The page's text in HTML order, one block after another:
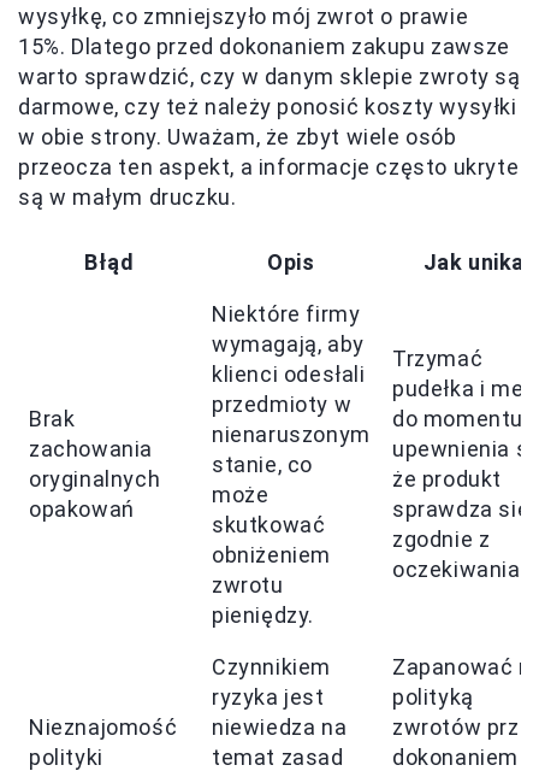
wysyłkę, co zmniejszyło mój zwrot o prawie
15%. Dlatego przed dokonaniem zakupu zawsze
warto sprawdzić, czy w danym sklepie zwroty są
darmowe, czy też należy ponosić koszty wysyłki
w obie strony. Uważam, że zbyt wiele osób
przeocza ten aspekt, a informacje często ukryte
są w małym druczku.
Błąd Opis Jak unikać
Brak
zachowania
oryginalnych
opakowań
Niektóre firmy
wymagają, aby
klienci odesłali
przedmioty w
nienaruszonym
stanie, co
może
skutkować
obniżeniem
zwrotu
pieniędzy.
Trzymać
pudełka i
do momentu
upewnienia
że produkt
sprawdza się
zgodnie z
Nieznajomość
polityki
Czynnikiem
ryzyka jest
niewiedza na
temat zasad
Zapanować
polityką
zwrotów
dokonaniem